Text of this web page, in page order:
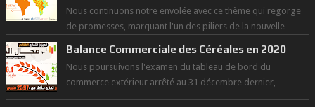
Nous continuons notre envolée avec ce thème qui regorge
de promesses, marquant l'un des piliers de la nouvelle
Balance Commerciale des Céréales en 2020
Nous poursuivons l'examen du tableau de bord du
commerce extérieur arrêté au 31 décembre dernier,
rendant compte de nos prouesses et man...